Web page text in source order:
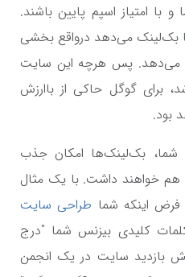
با امتیاز اسپم پایین باشند.
می‌دهد درواقع بخشی
می‌دهد. پس هرچه این سایت
برای گوگل حاکی از باارزش
بود.
شما، بک‌لینک‌ها امکان جذب
خواهند داشت. با یک مثال
فرض اینکه شما طراحی سایت
کلیدی بیزنس شما "درج
بازدید سایت در یک انجمن